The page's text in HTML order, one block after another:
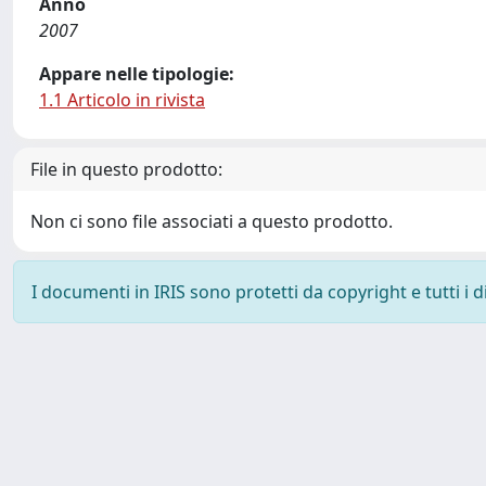
2007
Appare nelle tipologie:
1.1 Articolo in rivista
File in questo prodotto:
Non ci sono file associati a questo prodotto.
I documenti in IRIS sono protetti da copyright e tutti i